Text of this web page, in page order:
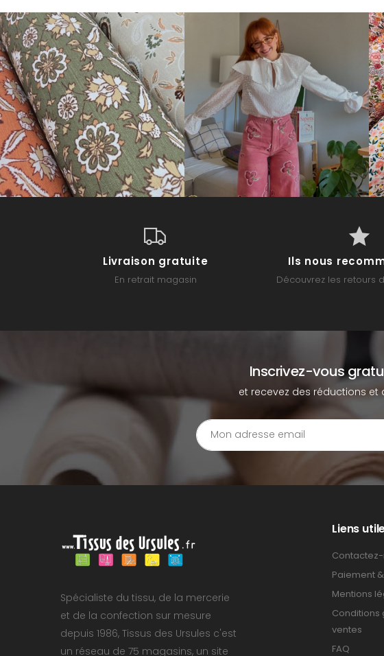
Livraison gratuite
En retrait magasin
Ils nous
Découvrez les retours
Inscrivez-vous
et recevez des réductions
Spécialiste du tissu, de la mercerie
et de la confection sur mesure
depuis 1986, Tissus des Ursules c'est
un réseau de 75 magasins, un site
Liens
Paiement
Mentions
Conditions
ventes
FAQ